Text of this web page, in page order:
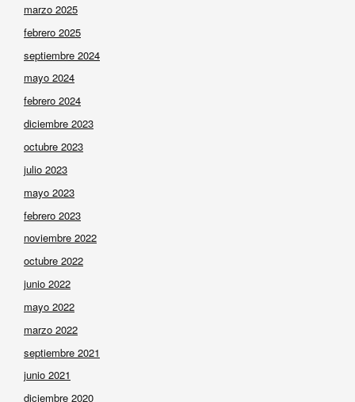
marzo 2025
febrero 2025
septiembre 2024
mayo 2024
febrero 2024
diciembre 2023
octubre 2023
julio 2023
mayo 2023
febrero 2023
noviembre 2022
octubre 2022
junio 2022
mayo 2022
marzo 2022
septiembre 2021
junio 2021
diciembre 2020